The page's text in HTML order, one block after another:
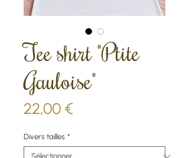
Tee shirt "Ptite
Gauloise"
22,00 €Prix
Divers tailles *